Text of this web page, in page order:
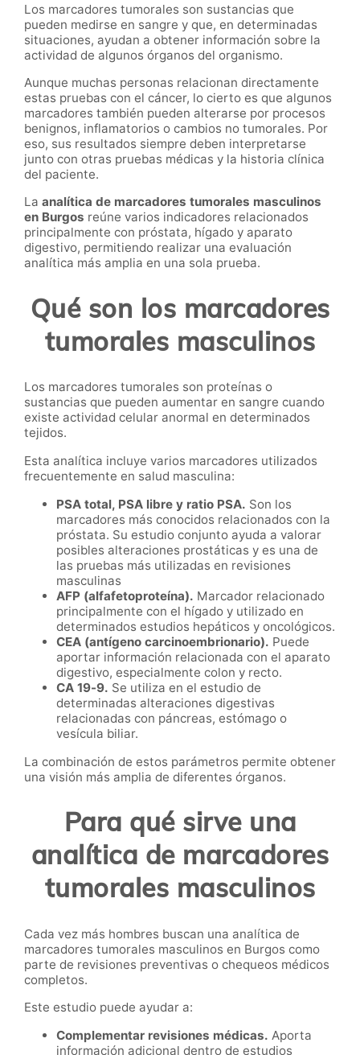
Los marcadores tumorales son sustancias que
pueden medirse en sangre y que, en determinadas
situaciones, ayudan a obtener información sobre la
actividad de algunos órganos del organismo.
Aunque muchas personas relacionan directamente
estas pruebas con el cáncer, lo cierto es que algunos
marcadores también pueden alterarse por procesos
benignos, inflamatorios o cambios no tumorales. Por
eso, sus resultados siempre deben interpretarse
junto con otras pruebas médicas y la historia clínica
del paciente.
La analítica de marcadores tumorales masculinos
en Burgos reúne varios indicadores relacionados
principalmente con próstata, hígado y aparato
digestivo, permitiendo realizar una evaluación
analítica más amplia en una sola prueba.
Qué son los marcadores
tumorales masculinos
Los marcadores tumorales son proteínas o
sustancias que pueden aumentar en sangre cuando
existe actividad celular anormal en determinados
tejidos.
Esta analítica incluye varios marcadores utilizados
frecuentemente en salud masculina:
PSA total, PSA libre y ratio PSA. Son los
marcadores más conocidos relacionados con la
próstata. Su estudio conjunto ayuda a valorar
posibles alteraciones prostáticas y es una de
las pruebas más utilizadas en revisiones
masculinas
AFP (alfafetoproteína). Marcador relacionado
principalmente con el hígado y utilizado en
determinados estudios hepáticos y oncológicos.
CEA (antígeno carcinoembrionario). Puede
aportar información relacionada con el aparato
digestivo, especialmente colon y recto.
CA 19-9. Se utiliza en el estudio de
determinadas alteraciones digestivas
relacionadas con páncreas, estómago o
vesícula biliar.
La combinación de estos parámetros permite obtener
una visión más amplia de diferentes órganos.
Para qué sirve una
analítica de marcadores
tumorales masculinos
Cada vez más hombres buscan una analítica de
marcadores tumorales masculinos en Burgos como
parte de revisiones preventivas o chequeos médicos
completos.
Este estudio puede ayudar a:
Complementar revisiones médicas. Aporta
información adicional dentro de estudios